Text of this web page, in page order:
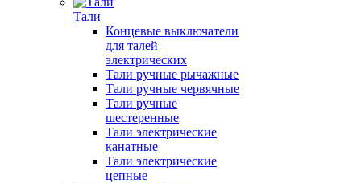
Тали
Концевые выключатели
для талей
электрических
Тали ручные рычажные
Тали ручные червячные
Тали ручные
шестеренные
Тали электрические
канатные
Тали электрические
цепные